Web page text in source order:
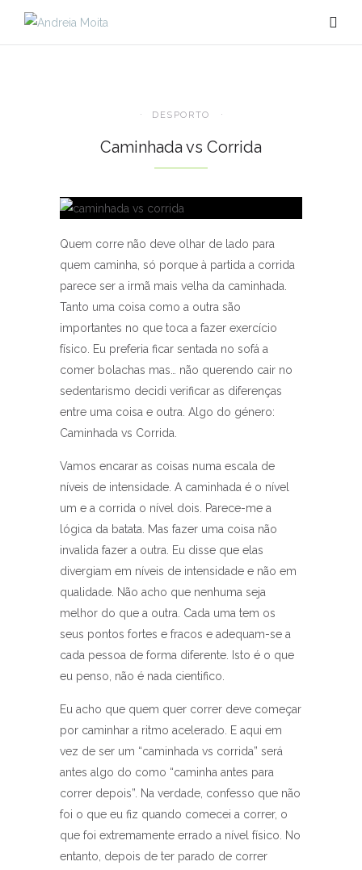
DESPORTO
Caminhada vs Corrida
Quem corre não deve olhar de lado para
quem caminha, só porque à partida a corrida
parece ser a irmã mais velha da caminhada.
Tanto uma coisa como a outra são
importantes no que toca a fazer exercício
físico. Eu preferia ficar sentada no sofá a
comer bolachas mas… não querendo cair no
sedentarismo decidi verificar as diferenças
entre uma coisa e outra. Algo do género:
Caminhada vs Corrida.
Vamos encarar as coisas numa escala de
níveis de intensidade. A caminhada é o nível
um e a corrida o nível dois. Parece-me a
lógica da batata. Mas fazer uma coisa não
invalida fazer a outra. Eu disse que elas
divergiam em níveis de intensidade e não em
qualidade. Não acho que nenhuma seja
melhor do que a outra. Cada uma tem os
seus pontos fortes e fracos e adequam-se a
cada pessoa de forma diferente. Isto é o que
eu penso, não é nada cientifico.
Eu acho que quem quer correr deve começar
por caminhar a ritmo acelerado. E aqui em
vez de ser um “caminhada vs corrida” será
antes algo do como “caminha antes para
correr depois”. Na verdade, confesso que não
foi o que eu fiz quando comecei a correr, o
que foi extremamente errado a nível físico. No
entanto, depois de ter parado de correr